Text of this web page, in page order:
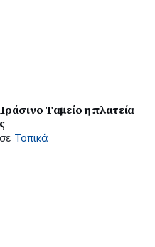
Tαμείο η πλατεία
σε Τοπικά